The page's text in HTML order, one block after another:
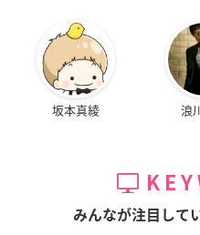
坂本真綾 浪
みんなが注目して